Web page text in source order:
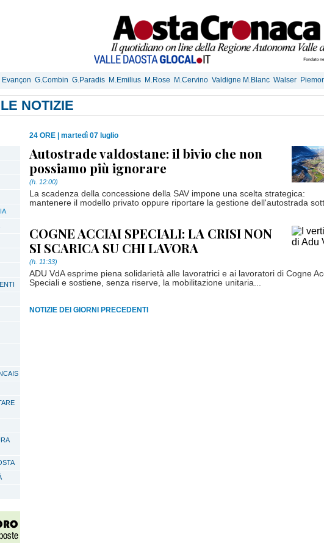
Evançon G.Combin G.Paradis M.Emilius M.Rose M.Cervino Valdigne M.Blanc Walser
NOTIZIE
24 ORE martedì 07 luglio
Autostrade valdostane: il bivio che non
possiamo più ignorare
(h. 12:00)
La scadenza della concessione della SAV impone una scelta strategica:
mantenere il modello privato oppure riportare la gestione dell'autostrada
COGNE ACCIAI SPECIALI: LA CRISI NON
SI SCARICA SU CHI LAVORA
(h. 11:33)
ADU VdA esprime piena solidarietà alle lavoratrici e ai lavoratori di Cogne
Speciali e sostiene, senza riserve, la mobilitazione unitaria...
NOTIZIE DEI GIORNI PRECEDENTI